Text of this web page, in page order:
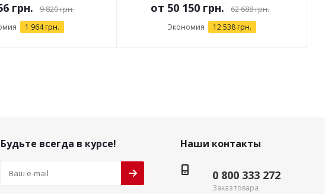
грн. 9 820 грн.
1 964 грн.
от 50 150 грн. 62 688 грн.
Экономия 12 538 грн.
Будьте всегда в курсе! Наши контакты
0 800 333 272
Заказ товара